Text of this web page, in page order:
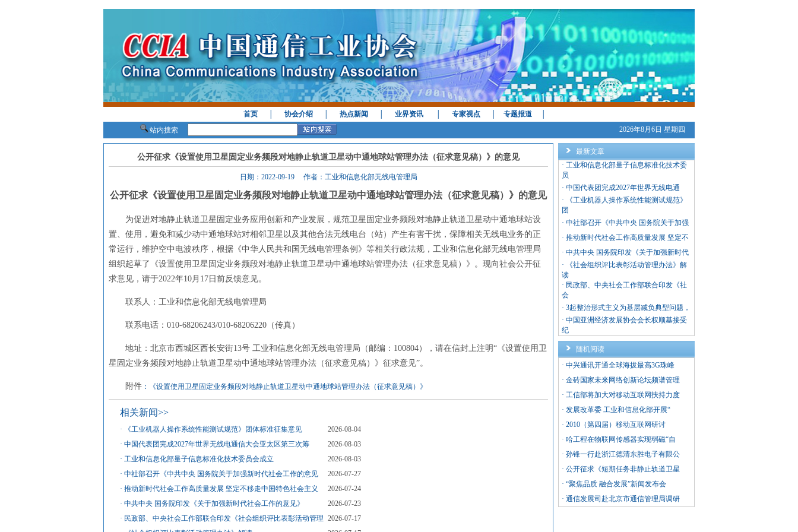
首页│ 协会介绍│ 热点新闻 业界资讯│ 专家视点│ 专题报道│
站内搜索
2026年8月6日 星期四
公开征求《设置使用卫星固定业务频段对地静止轨道卫星动中通地球站管理办法（征求意见稿）》的意见
日期：2022-09-19 作者：工业和信息化部无线电管理局
公开征求《设置使用卫星固定业务频段对地静止轨道卫星动中通地球站管理办法（征求意见稿）》的意见
为促进对地静止轨道卫星固定业务应用创新和产业发展，规范卫星固定业务频段对地静止轨道卫星动中通地球站设
置、使用，避免和减少动中通地球站对相邻卫星以及其他合法无线电台（站）产生有害干扰，保障相关无线电业务的正
常运行，维护空中电波秩序，根据《中华人民共和国无线电管理条例》等相关行政法规，工业和信息化部无线电管理局
组织起草了《设置使用卫星固定业务频段对地静止轨道卫星动中通地球站管理办法（征求意见稿）》。现向社会公开征
求意见，请于2022年10月17日前反馈意见。
联系人：工业和信息化部无线电管理局
联系电话：010-68206243/010-68206220（传真）
地址：北京市西城区西长安街13号 工业和信息化部无线电管理局（邮编：100804），请在信封上注明“《设置使用卫
星固定业务频段对地静止轨道卫星动中通地球站管理办法（征求意见稿）》征求意见”。
附件 ：《设置使用卫星固定业务频段对地静止轨道卫星动中通地球站管理办法（征求意见稿）》
相关新闻>>
· 《工业机器人操作系统性能测试规范》团体标准征集意见
2026-08-04
· 中国代表团完成2027年世界无线电通信大会亚太区第三次筹
2026-08-03
· 工业和信息化部量子信息标准化技术委员会成立
2026-08-03
· 中社部召开《中共中央 国务院关于加强新时代社会工作的意见
2026-07-27
· 推动新时代社会工作高质量发展 坚定不移走中国特色社会主义
2026-07-24
· 中共中央 国务院印发《关于加强新时代社会工作的意见》
2026-07-23
· 民政部、中央社会工作部联合印发《社会组织评比表彰活动管理 2026-07-17
最新文章
· 工业和信息化部量子信息标准化技术委
员
· 中国代表团完成2027年世界无线电通
·
《工业机器人操作系统性能测试规范》
团
· 中社部召开《中共中央 国务院关于加强
· 推动新时代社会工作高质量发展 坚定不
· 中共中央 国务院印发《关于加强新时代
·
《社会组织评比表彰活动管理办法》解
读
· 民政部、中央社会工作部联合印发《社
会
· 3起整治形式主义为基层减负典型问题，
· 中国亚洲经济发展协会会长权顺基接受
纪
随机阅读
· 中兴通讯开通全球海拔最高3G珠峰
· 金砖国家未来网络创新论坛频谱管理
· 工信部将加大对移动互联网扶持力度
· 发展改革委 工业和信息化部开展“
· 2010（第四届）移动互联网研讨
· 哈工程在物联网传感器实现弱磁“自
· 孙锋一行赴浙江德清东胜电子有限公
· 公开征求《短期任务非静止轨道卫星
· “聚焦品质 融合发展”新闻发布会
· 通信发展司赴北京市通信管理局调研